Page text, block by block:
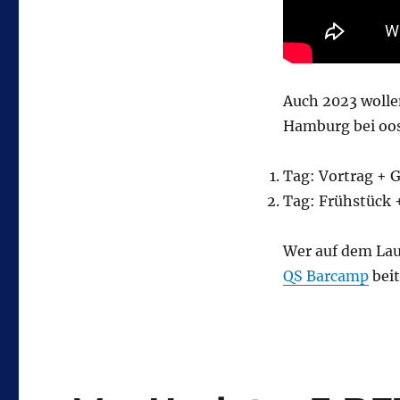
Auch 2023
Hamburg bei
Tag: Vortrag +
Tag: Frühstück
Wer auf dem
QS Barcamp